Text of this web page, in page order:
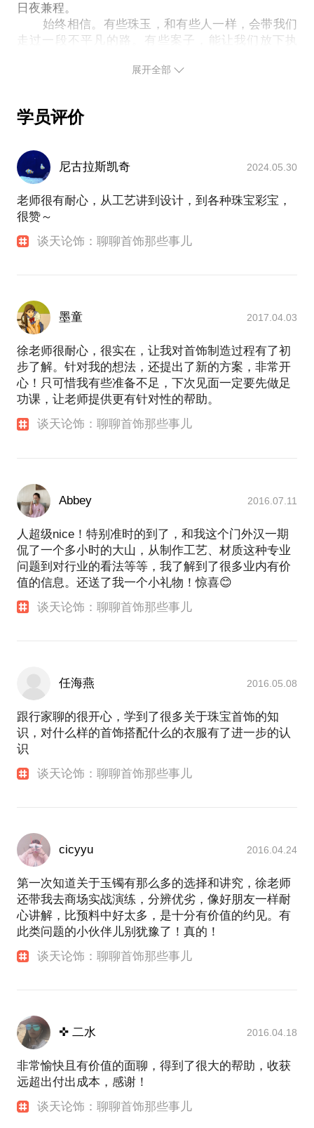
日夜兼程。
始终相信。有些珠玉，和有些人一样，会带我们
走过一段不平凡的路。有些案子，能让我们放下执
做场活动，筹点钱。关于这些，我们都可以坐下聊~
展开全部
学员评价
尼古拉斯凯奇 2024.05.30
老师很有耐心，从工艺讲到设计，到各种珠宝彩宝，
很赞～
谈天论饰：聊聊首饰那些事儿
墨童 2017.04.03
徐老师很耐心，很实在，让我对首饰制造过程有了初
步了解。针对我的想法，还提出了新的方案，非常开
心！只可惜我有些准备不足，下次见面一定要先做足
功课，让老师提供更有针对性的帮助。
谈天论饰：聊聊首饰那些事儿
Abbey 2016.07.11
人超级nice！特别准时的到了，和我这个门外汉一期
侃了一个多小时的大山，从制作工艺、材质这种专业
问题到对行业的看法等等，我了解到了很多业内有价
值的信息。还送了我一个小礼物！惊喜😊
谈天论饰：聊聊首饰那些事儿
任海燕 2016.05.08
跟行家聊的很开心，学到了很多关于珠宝首饰的知
识，对什么样的首饰搭配什么的衣服有了进一步的认
识
谈天论饰：聊聊首饰那些事儿
cicyyu 2016.04.24
第一次知道关于玉镯有那么多的选择和讲究，徐老师
还带我去商场实战演练，分辨优劣，像好朋友一样耐
心讲解，比预料中好太多，是十分有价值的约见。有
此类问题的小伙伴儿别犹豫了！真的！
谈天论饰：聊聊首饰那些事儿
✜ 二水 2016.04.18
非常愉快且有价值的面聊，得到了很大的帮助，收获
远超出付出成本，感谢！
谈天论饰：聊聊首饰那些事儿